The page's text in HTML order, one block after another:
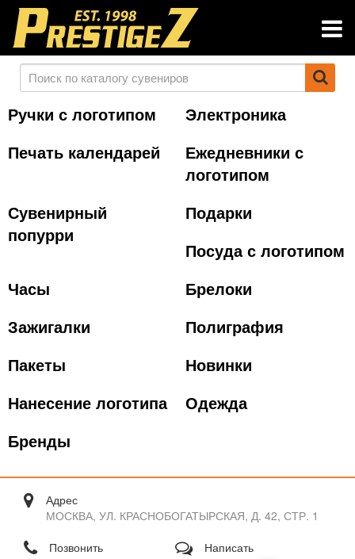
Ручки с логотипом
Электроника
Печать календарей
Ежедневники с
логотипом
Сувенирный
попурри
Подарки
Посуда с логотипом
Часы
Брелоки
Зажигалки
Полиграфия
Пакеты
Новинки
Нанесение логотипа
Одежда
Бренды
Адрес
МОСКВА, УЛ. КРАСНОБОГАТЫРСКАЯ, Д. 42, СТР. 1
Позвонить
Написать